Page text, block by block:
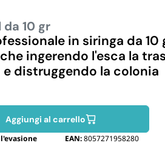
STOVIGLIE
BIODEGRADABILI
Piatti e Bicchieri
Biodegradabili
Posate e Set Posate
Biodegradabili
10 gr
in siringa da 10
ingerendo l'esca la
distruggendo la colonia
Aggiungi al carrello
EAN:8057271958280